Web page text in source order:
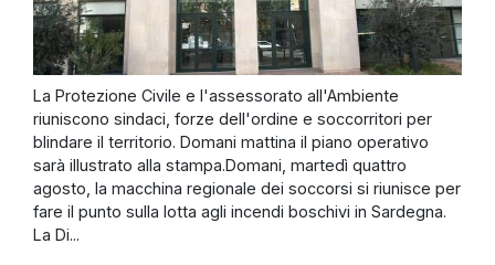
La Protezione Civile e l'assessorato all'Ambiente
riuniscono sindaci, forze dell'ordine e soccorritori per
blindare il territorio. Domani mattina il piano operativo
sarà illustrato alla stampa.Domani, martedì quattro
agosto, la macchina regionale dei soccorsi si riunisce per
fare il punto sulla lotta agli incendi boschivi in Sardegna.
La Di...